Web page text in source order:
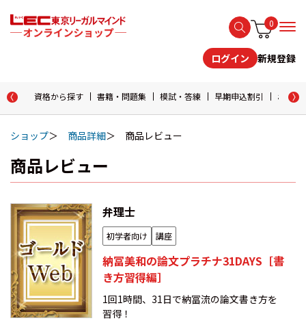
0
ログイン 新規登録
資格から探す 書籍・問題集 模試・答練 早期申込割引 おため
ショップ 商品詳細 商品レビュー
商品レビュー
弁理士
初学者向け 講座
納冨美和の論文プラチナ31DAYS［書
き方習得編］
1回1時間、31日で納冨流の論文書き方を
習得！